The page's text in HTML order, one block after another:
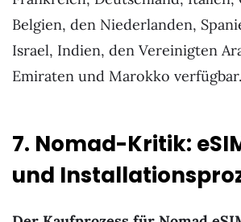
Belgien, den Niederlanden,
Israel, Indien, den Vereinigten
Emiraten und Marokko verfügbar.
7. Nomad-Kritik:
und